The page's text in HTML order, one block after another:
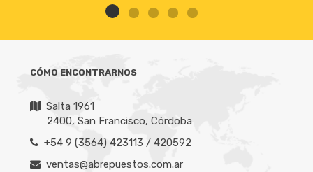
CÓMO ENCONTRARNOS
Salta 1961
2400, San Francisco, Córdoba
+54 9 (3564) 423113 / 420592
ventas@abrepuestos.com.ar